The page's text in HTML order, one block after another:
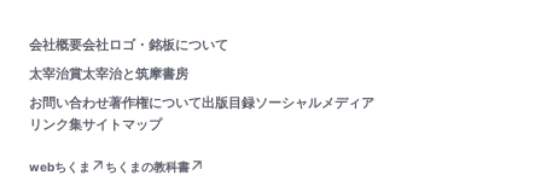
会社概要会社ロゴ・銘板について
太宰治賞太宰治と筑摩書房
お問い合わせ著作権について出版目録ソーシャルメディア
リンク集サイトマップ
webちくま ちくまの教科書